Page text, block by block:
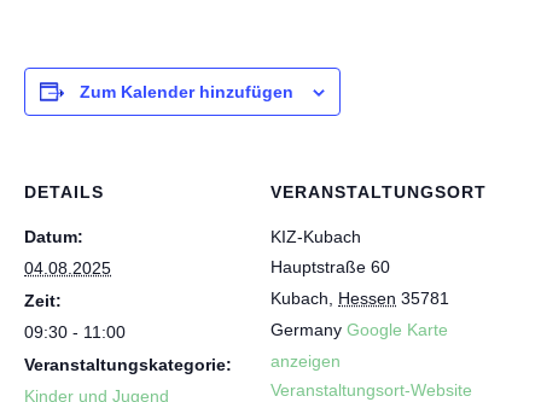
Zum Kalender hinzufügen
DETAILS
Datum:
04.08.2025
Zeit:
09:30 - 11:00
Veranstaltungskategorie:
Kinder und Jugend
VERANSTALTUNGSORT
KIZ-Kubach
Hauptstraße 60
Kubach
Hessen 35781
Germany Google Karte
anzeigen
Veranstaltungsort-Website